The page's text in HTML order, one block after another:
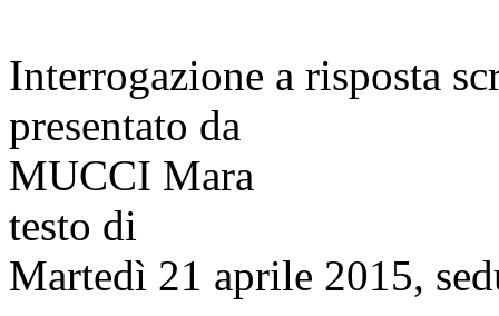
Interrogazione a risposta
presentato da
MUCCI Mara
testo di
Martedì 21 aprile 2015,